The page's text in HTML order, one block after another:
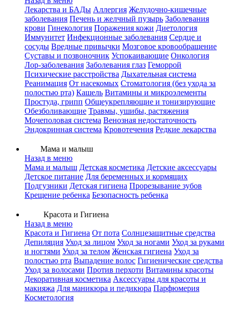
Лекарства и БАДы Аллергия Желудочно-кишечные
заболевания Печень и желчный пузырь Заболевания
крови Гинекология Поражения кожи Диетология
Иммунитет Инфекционные заболевания Сердце и
сосуды Вредные привычки Мозговое кровообращение
Суставы и позвоночник Успокаивающие Онкология
Лор-заболевания Заболевания глаз Геморрой
Психические расстройства Дыхательная система
Реанимация От насекомых Стоматология (без ухода за
полостью рта) Кашель Витамины и микроэлементы
Простуда, грипп Общеукрепляющие и тонизирующие
Обезболивающие Травмы, ушибы, растяжения
Мочеполовая система Венозная недостаточность
Эндокринная система Кровотечения Редкие лекарства
Мама и малыш
Назад в меню
Мама и малыш Детская косметика Детские аксессуары
Детское питание Для беременных и кормящих
Подгузники Детская гигиена Прорезывание зубов
Крещение ребенка Безопасность ребенка
Красота и Гигиена
Назад в меню
Красота и Гигиена От пота Солнцезащитные средства
Депиляция Уход за лицом Уход за ногами Уход за руками
и ногтями Уход за телом Женская гигиена Уход за
полостью рта Выпадение волос Гигиенические средства
Уход за волосами Против перхоти Витамины красоты
Декоративная косметика Аксессуары для красоты и
макияжа Для маникюра и педикюра Парфюмерия
Косметология